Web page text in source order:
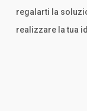
regalarti la
realizzare la tua